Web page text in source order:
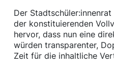
Der
der konstituierenden
hervor, dass nun eine
würden transparenter,
Zeit für die inhaltliche